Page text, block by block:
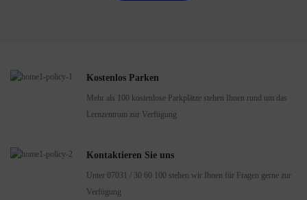
Kostenlos Parken
Mehr als 100 kostenlose Parkplätze stehen Ihnen rund um das
Lernzentrum zur Verfügung
Kontaktieren Sie uns
Unter 07031 / 30 60 100 stehen wir Ihnen für Fragen gerne zur
Verfügung